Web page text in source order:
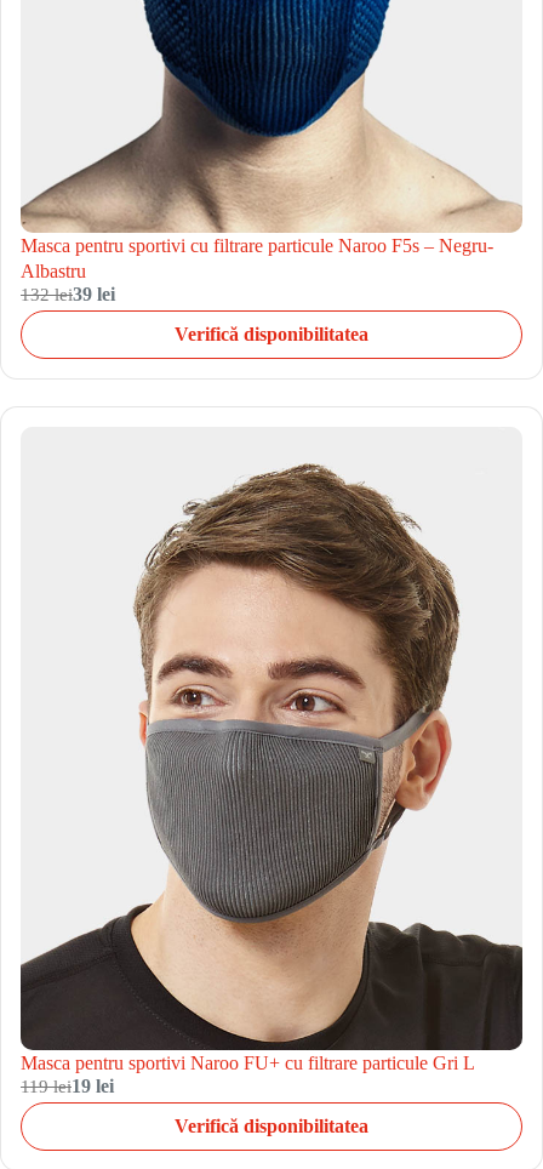
Masca pentru sportivi cu filtrare particule Naroo F5s – Negru-
Albastru
132 lei39 lei
Verifică disponibilitatea
Masca pentru sportivi Naroo FU+ cu filtrare particule Gri L
119 lei19 lei
Verifică disponibilitatea